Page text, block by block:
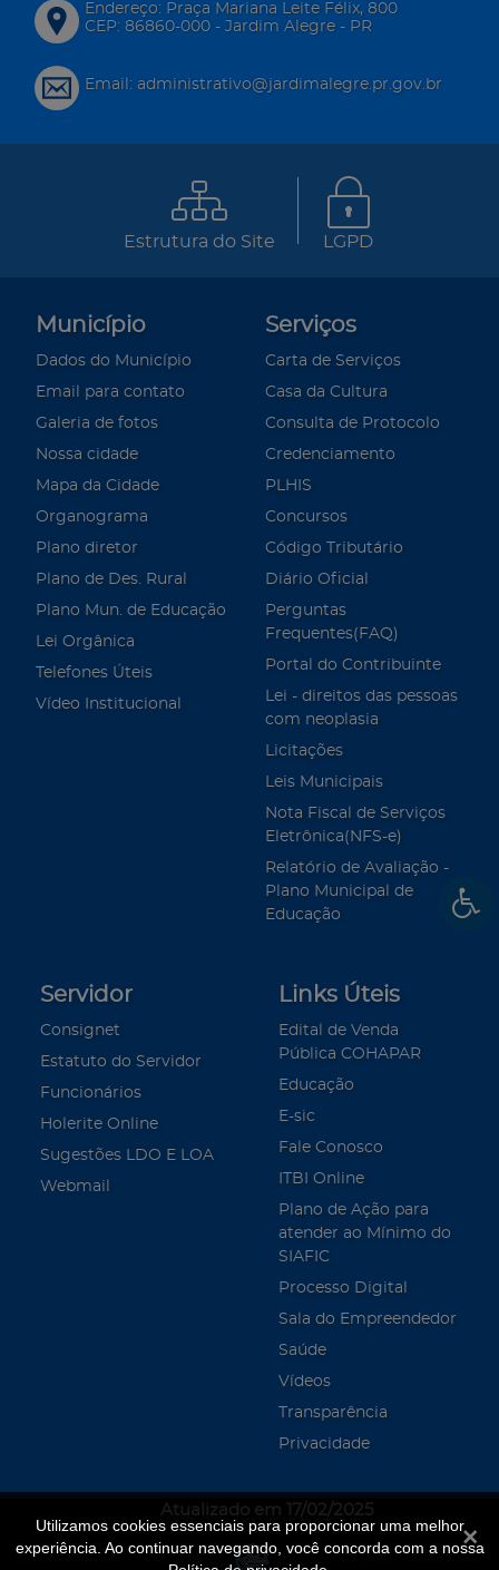
Utilizamos cookies essenciais para proporcionar uma melhor
experiência. Ao continuar navegando, você concorda com a nossa
Endereço: Praça Mariana Leite Félix, 800
CEP: 86860-000 - Jardim Alegre - PR
Email: administrativo@jardimalegre.pr.gov.br
Estrutura do Site LGPD
Município
Dados do Município
Email para contato
Galeria de fotos
Nossa cidade
Mapa da Cidade
Organograma
Plano diretor
Plano de Des. Rural
Plano Mun. de Educação
Lei Orgânica
Telefones Úteis
Vídeo Institucional
Serviços
Carta de Serviços
Casa da Cultura
Consulta de Protocolo
Credenciamento
PLHIS
Concursos
Código Tributário
Diário Oficial
Perguntas
Frequentes(FAQ)
Portal do Contribuinte
Lei - direitos das pessoas
com neoplasia
Licitações
Leis Municipais
Nota Fiscal de Serviços
Eletrônica(NFS-e)
Relatório de Avaliação -
Plano Municipal de
Educação
Servidor
Consignet
Estatuto do Servidor
Funcionários
Holerite Online
Sugestões LDO E LOA
Webmail
Links Úteis
Edital de Venda
Pública COHAPAR
Educação
E-sic
Fale Conosco
ITBI Online
Plano de Ação para
atender ao Mínimo do
SIAFIC
Processo Digital
Sala do Empreendedor
Saúde
Vídeos
Transparência
Privacidade
Atualizado em 17/02/2025